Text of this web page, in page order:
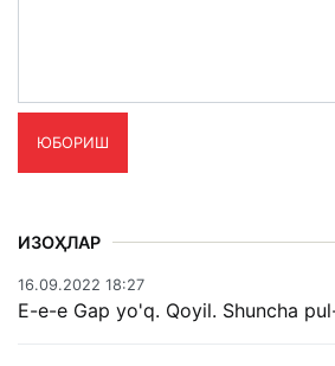
ЮБОРИШ
ИЗОҲЛАР
16.09.2022 18:27
E-e-e Gap yo'q. Qoyil. Shuncha